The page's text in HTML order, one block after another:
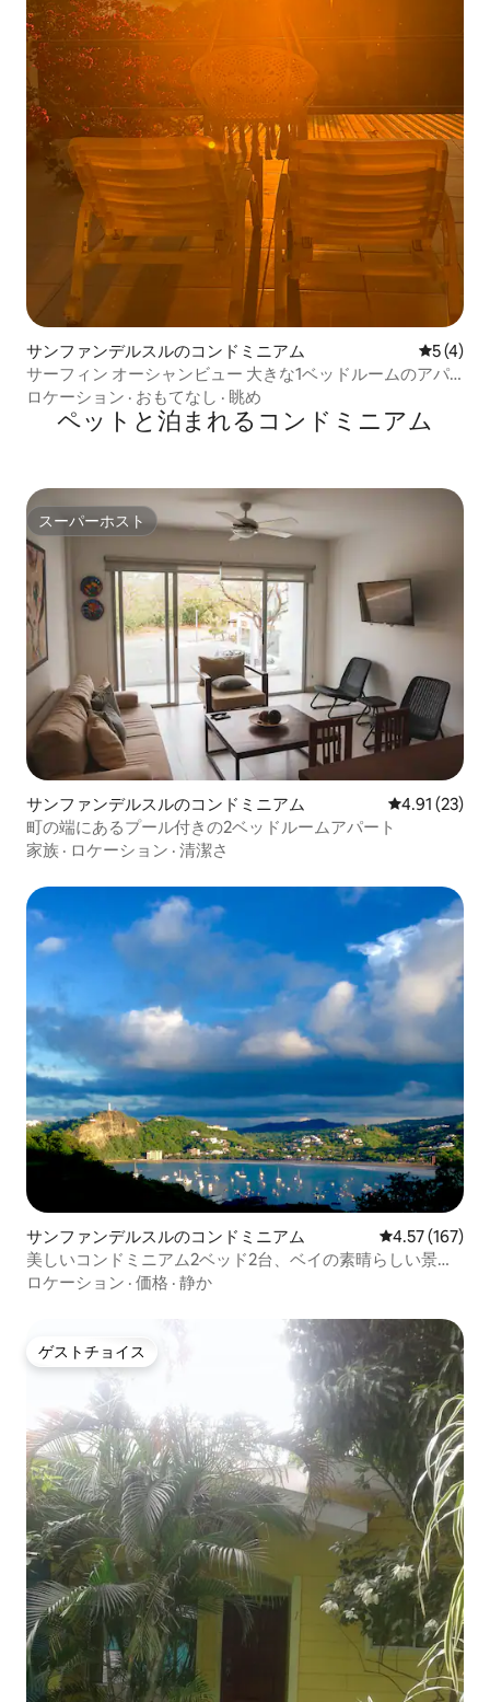
サンファンデルスルのコンドミニアム レビュー
5 (4)
サーフィン オーシャンビュー 大きな1ベッドルームのアパ
ート
ロケーション · おもてなし · 眺め
ペットと泊まれるコンドミニアム
スーパーホスト
スーパーホスト
サンファンデルスルのコンドミニアム レビュー23
4.91 (23)
町の端にあるプール付きの2ベッドルームアパート
家族 · ロケーション · 清潔さ
サンファンデルスルのコンドミニアム レビュー167
4.57 (167)
美しいコンドミニアム2ベッド2台、ベイの素晴らしい景色
を眺めることができます
ロケーション · 価格 · 静か
ゲストチョイス
ゲストチョイス